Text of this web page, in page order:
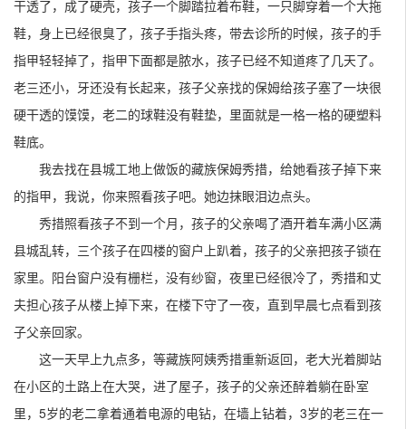
干透了，成了硬壳，孩子一个脚踏拉着布鞋，一只脚穿着一个大拖
鞋，身上已经很臭了，孩子手指头疼，带去诊所的时候，孩子的手
指甲轻轻掉了，指甲下面都是脓水，孩子已经不知道疼了几天了。
老三还小，牙还没有长起来，孩子父亲找的保姆给孩子塞了一块很
硬干透的馍馍，老二的球鞋没有鞋垫，里面就是一格一格的硬塑料
鞋底。
我去找在县城工地上做饭的藏族保姆秀措，给她看孩子掉下来
的指甲，我说，你来照看孩子吧。她边抹眼泪边点头。
秀措照看孩子不到一个月，孩子的父亲喝了酒开着车满小区满
县城乱转，三个孩子在四楼的窗户上趴着，孩子的父亲把孩子锁在
家里。阳台窗户没有栅栏，没有纱窗，夜里已经很冷了，秀措和丈
夫担心孩子从楼上掉下来，在楼下守了一夜，直到早晨七点看到孩
子父亲回家。
这一天早上九点多，等藏族阿姨秀措重新返回，老大光着脚站
在小区的土路上在大哭，进了屋子，孩子的父亲还醉着躺在卧室
里，5岁的老二拿着通着电源的电钻，在墙上钻着，3岁的老三在一